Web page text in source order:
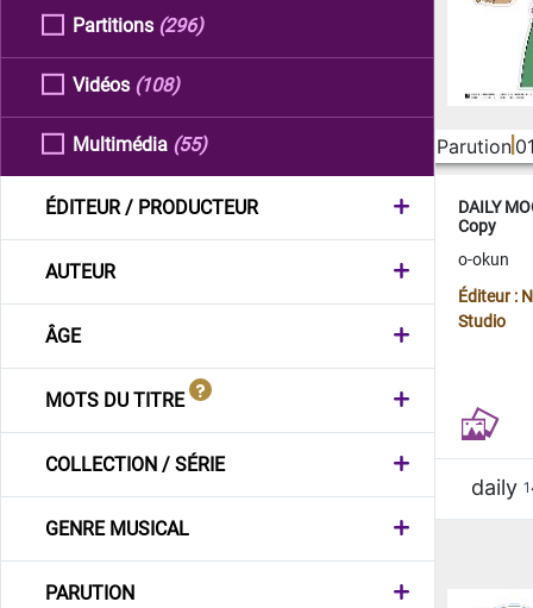
Partitions (296)
Vidéos (108)
Multimédia (55)
ÉDITEUR / PRODUCTEUR
AUTEUR
ÂGE
MOTS DU TITRE
COLLECTION / SÉRIE
GENRE MUSICAL
PARUTION
Parution
DAILY
Copy
o-okun
Éditeur :
Studio
daily